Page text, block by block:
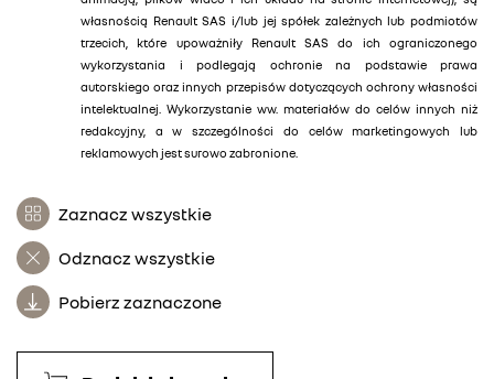
własnością Renault SAS i/lub jej spółek zależnych lub podmiotów
trzecich, które upoważniły Renault SAS do ich ograniczonego
wykorzystania i podlegają ochronie na podstawie prawa
autorskiego oraz innych przepisów dotyczących ochrony własności
intelektualnej. Wykorzystanie ww. materiałów do celów innych niż
redakcyjny, a w szczególności do celów marketingowych lub
reklamowych jest surowo zabronione.
Zaznacz wszystkie
Odznacz wszystkie
Pobierz zaznaczone